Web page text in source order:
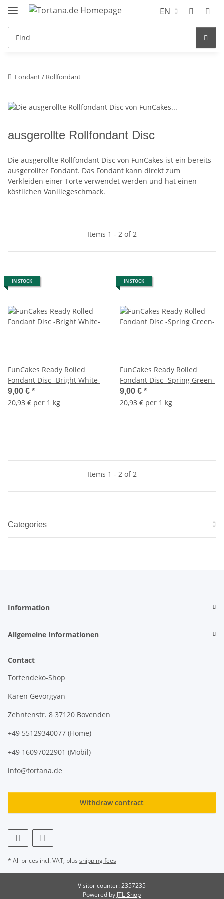
EN
Fondant / Rollfondant
ausgerollte Rollfondant Disc
Die ausgerollte Rollfondant Disc von FunCakes ist ein bereits
ausgerollter Fondant. Das Fondant kann direkt zum
Verkleiden einer Torte verwendet werden und hat einen
köstlichen Vanillegeschmack.
Items 1 - 2 of 2
IN STOCK
FunCakes Ready Rolled
Fondant Disc -Bright White-
9,00 € *
20,93 € per 1 kg
IN STOCK
FunCakes Ready Rolled
Fondant Disc -Spring Green-
9,00 € *
20,93 € per 1 kg
Items 1 - 2 of 2
Categories
Information
Allgemeine Informationen
Contact
Tortendeko-Shop
Karen Gevorgyan
Zehntenstr. 8 37120 Bovenden
+49 55129340077 (Home)
+49 16097022901 (Mobil)
info@tortana.de
Withdraw contract
* All prices incl. VAT, plus shipping fees
Visitor counter: 2357235
Powered by JTL-Shop